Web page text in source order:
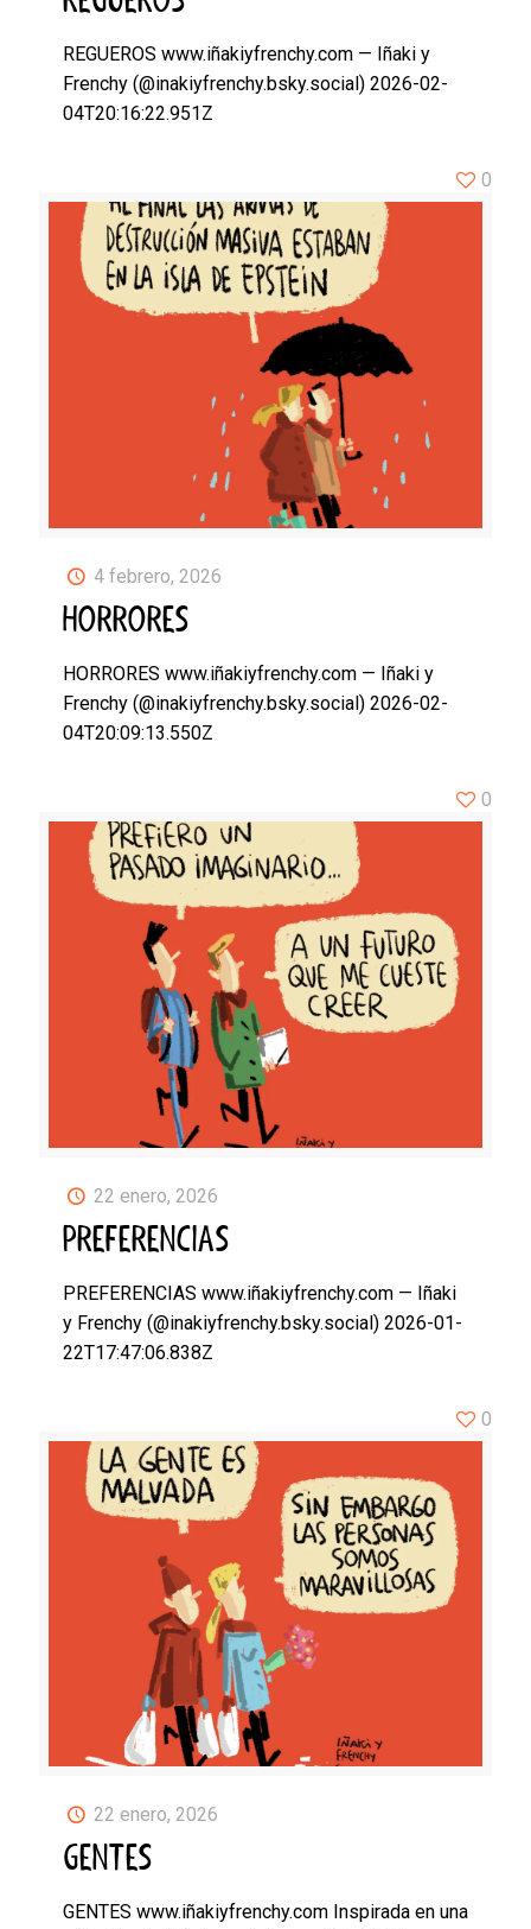
REGUEROS www.iñakiyfrenchy.com — Iñaki y
Frenchy (@inakiyfrenchy.bsky.social) 2026-02-
04T20:16:22.951Z
4 febrero, 2026
HORRORES
HORRORES www.iñakiyfrenchy.com — Iñaki y
Frenchy (@inakiyfrenchy.bsky.social) 2026-02-
04T20:09:13.550Z
0
22 enero, 2026
PREFERENCIAS
PREFERENCIAS www.iñakiyfrenchy.com — Iñaki
y Frenchy (@inakiyfrenchy.bsky.social) 2026-01-
22T17:47:06.838Z
0
22 enero, 2026
GENTES
GENTES www.iñakiyfrenchy.com Inspirada en una
0